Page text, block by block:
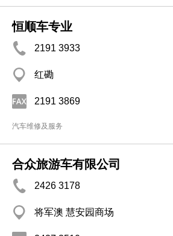
恒顺车专业
2191 3933
红磡
2191 3869
汽车维修及服务
合众旅游车有限公司
2426 3178
将军澳 慧安园商场